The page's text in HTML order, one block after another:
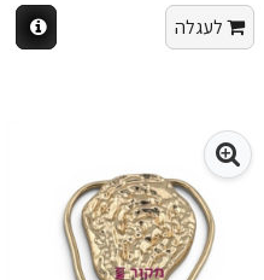
לעגלה